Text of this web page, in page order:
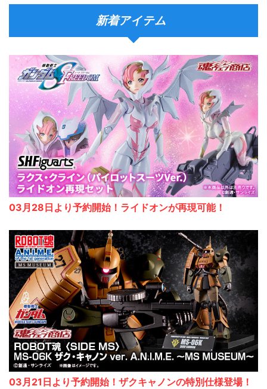
新着アイテム
03月28日より予約開始！ライドオンが再現可能！
03月21日より予約開始！ザクキャノンの特別仕様登場！